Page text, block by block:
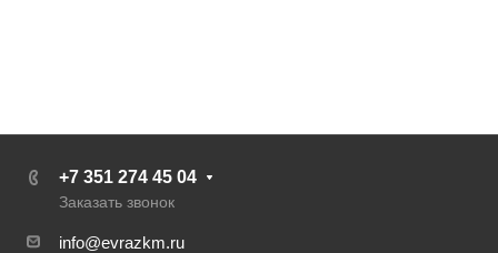
+7 351 274 45 04
Заказать звонок
info@evrazkm.ru